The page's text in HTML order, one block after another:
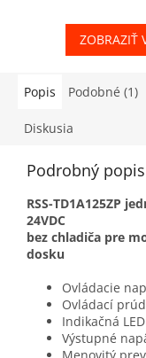
ZOBRAZIŤ
Popis Podobné (1)
Diskusia
Podrobný popis
RSS-TD1A125ZP
24VDC
bez chladiča pre
dosku
Ovládacie
Ovládací
Indikačná
Výstupné